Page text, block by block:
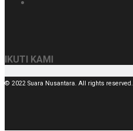
IKUTI KAMI
© 2022 Suara Nusantara. All rights reserved.